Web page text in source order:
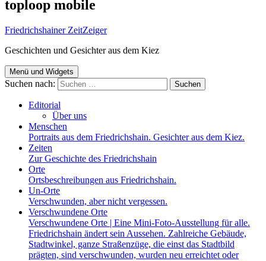
toploop mobile
Friedrichshainer ZeitZeiger
Geschichten und Gesichter aus dem Kiez
Menü und Widgets
Suchen nach:
Editorial
Über uns
Menschen
Portraits aus dem Friedrichshain. Gesichter aus dem Kiez.
Zeiten
Zur Geschichte des Friedrichshain
Orte
Ortsbeschreibungen aus Friedrichshain.
Un-Orte
Verschwunden, aber nicht vergessen.
Verschwundene Orte
Verschwundene Orte | Eine Mini-Foto-Ausstellung für alle.
Friedrichshain ändert sein Aussehen. Zahlreiche Gebäude,
Stadtwinkel, ganze Straßenzüge, die einst das Stadtbild
prägten, sind verschwunden, wurden neu erreichtet oder